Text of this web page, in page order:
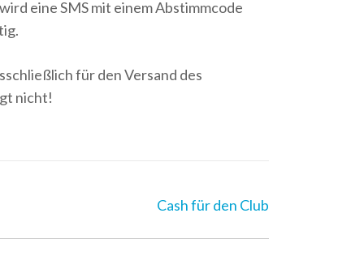
eine SMS mit einem Abstimmcode
für den Versand des
nicht!
Cash für den Club